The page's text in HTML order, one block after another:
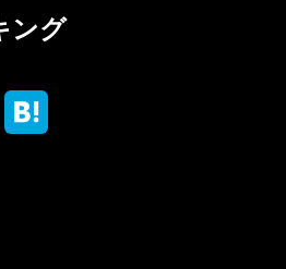
ング